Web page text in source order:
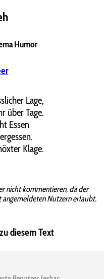
Humor
Lage,
über Tage.
Essen
Klage.
nicht kommentieren, da der
angemeldeten Nutzern erlaubt.
diesem Text